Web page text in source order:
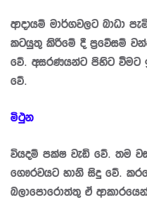
ආදායම් මාර්ගවලට බාධා
කටයුතු කිරීමේ දී ප්‍රවේසම්
වේ. අසරණයන්ට පිහිට වීමට
වේ.
මිථුන
වියදම් පක්ෂ වැඩි වේ. තම
ගෞරවයට හානි සිදු වේ.
බලාපොරොත්තු ඒ